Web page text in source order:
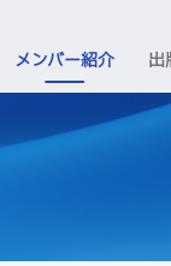
メンバー紹介 出